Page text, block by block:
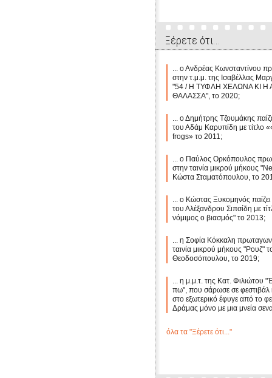
Ξέρετε ότι...
... ο Ανδρέας Κωνσταντίνου
στην τ.μ.μ. της Ισαβέλλας
"54 / Η ΤΥΦΛΗ ΧΕΛΩΝΑ ΚΙ Η
ΘΑΛΑΣΣΑ", το 2020;
... ο Δημήτρης Τζουμάκης
του Αδάμ Καρυπίδη με τίτλο
frogs» το 2011;
... ο Παύλος Ορκόπουλος
στην ταινία μικρού μήκους
Κώστα Σταματόπουλου, το
... ο Κώστας Ξυκομηνός
του Αλέξανδρου Σιπσίδη με
νόμιμος ο βιασμός" το 2013;
... η Σοφία Κόκκαλη
ταινία μικρού μήκους "Ρουζ"
Θεοδοσόπουλου, το 2019;
... η μ.μ.τ. της Κατ. Φιλιώτου
πω", που σάρωσε σε φεστιβάλ
στο εξωτερικό έφυγε από το
Δράμας μόνο με μια μνεία
όλα τα "Ξέρετε ότι..."